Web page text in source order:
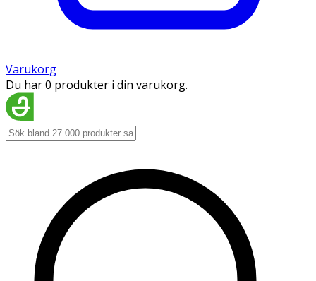
Varukorg
Du har 0 produkter i din varukorg.